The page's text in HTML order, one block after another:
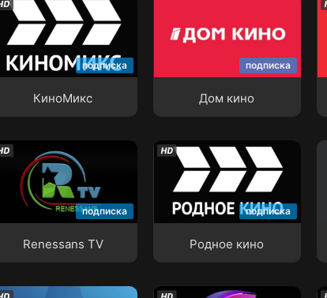
подписка
КиноМикс
КиноМикс
подписка
Дом кино
подписка
Renessans TV
Renessans TV
подписка
Родное кино
Родное кино